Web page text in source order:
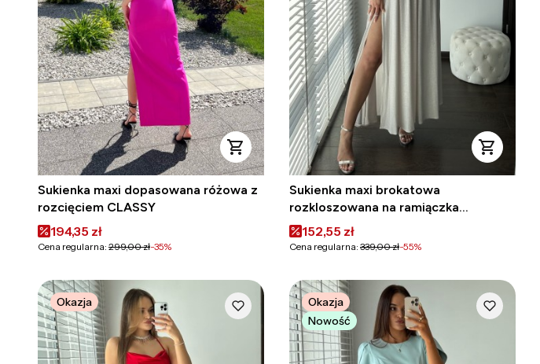
Sukienka maxi dopasowana różowa z
rozcięciem CLASSY
Cena promocyjna
194,35 zł
Cena regularna: 299,00 zł-35%
Sukienka maxi brokatowa
rozkloszowana na ramiączka
PRINCESS szampańska
Cena promocyjna
152,55 zł
Cena regularna: 339,00 zł-55%
Okazja
Okazja
Nowość